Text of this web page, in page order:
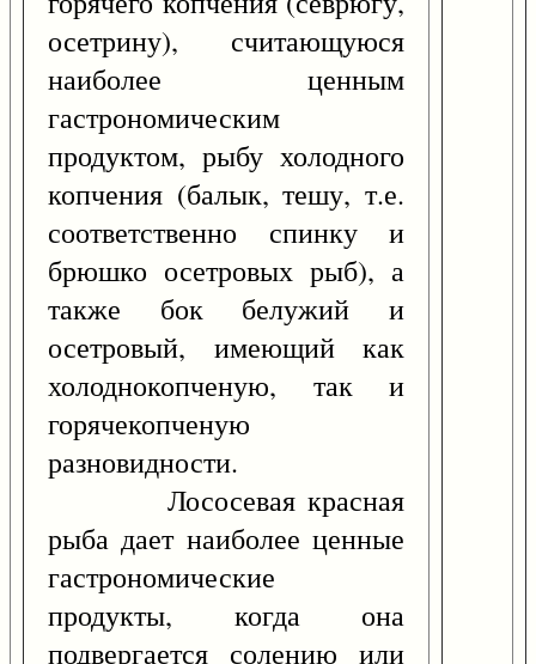
осетрину), считающуюся
наиболее ценным
гастрономическим
продуктом, рыбу холодного
копчения (балык, тешу, т.е.
соответственно спинку и
брюшко осетровых рыб), а
также бок белужий и
осетровый, имеющий как
холоднокопченую, так и
горячекопченую
разновидности.
Лососевая красная
рыба дает наиболее ценные
гастрономические
продукты, когда она
подвергается солению или